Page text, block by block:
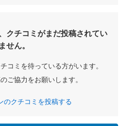
クチコミがまだ投稿されてい
ません。
コミを待っている方がいます。
ご協力をお願いします。
のクチコミを投稿する